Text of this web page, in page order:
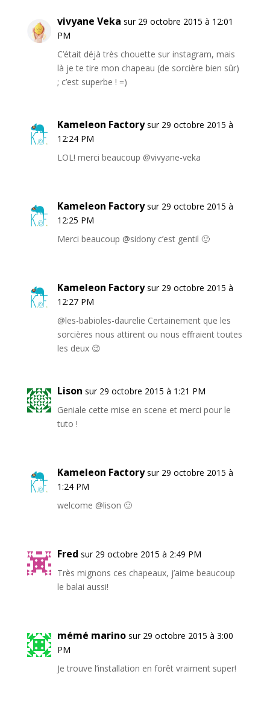
vivyane Veka sur 29 octobre 2015 à 12:01
PM
C’était déjà très chouette sur instagram, mais
là je te tire mon chapeau (de sorcière bien sûr)
; c’est superbe ! =)
Kameleon Factory sur 29 octobre 2015 à
12:24 PM
LOL! merci beaucoup @vivyane-veka
Kameleon Factory sur 29 octobre 2015 à
12:25 PM
Merci beaucoup @sidony c’est gentil 🙂
Kameleon Factory sur 29 octobre 2015 à
12:27 PM
@les-babioles-daurelie Certainement que les
sorcières nous attirent ou nous effraient toutes
les deux 😉
Lison sur 29 octobre 2015 à 1:21 PM
Geniale cette mise en scene et merci pour le
tuto !
Kameleon Factory sur 29 octobre 2015 à
1:24 PM
welcome @lison 🙂
Fred sur 29 octobre 2015 à 2:49 PM
Très mignons ces chapeaux, j’aime beaucoup
le balai aussi!
mémé marino sur 29 octobre 2015 à 3:00
PM
Je trouve l’installation en forêt vraiment super!